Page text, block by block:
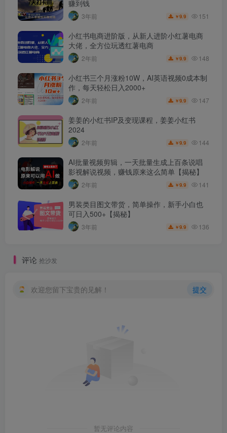
赚到钱
3年前 ￥9.9 151
小红书电商进阶版，从新人进阶小红薯电商
大佬，全方位玩透红薯电商
2年前 ￥9.9 148
小红书三个月涨粉10W，AI英语视频0成本制
作，每天轻松日入2000+
2年前 ￥9.9 147
姜姜的小红书IP及变现课程，姜姜小红书
2024
2年前 ￥9.9 144
AI批量视频剪辑，一天批量生成上百条说唱
影视解说视频，赚钱原来这么简单【揭秘】
2年前 ￥9.9 141
男装类目图文带货，简单操作，新手小白也
可日入500+【揭秘】
3年前 ￥9.9 136
评论 抢沙发
欢迎您留下宝贵的见解！ 提交
暂无评论内容